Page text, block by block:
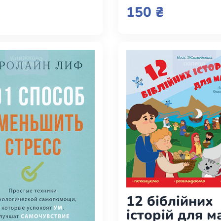
знать о следует знать
Христианстве
150 ₴
12 біблійних
історій для